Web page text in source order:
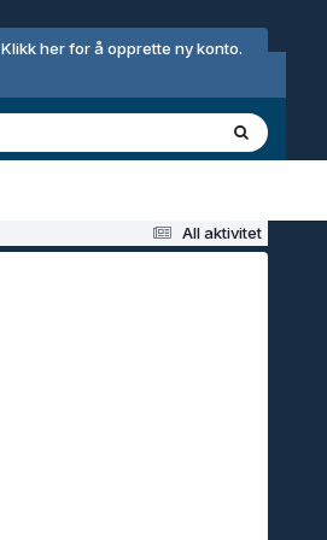
Klikk her for å opprette ny konto.
All aktivitet